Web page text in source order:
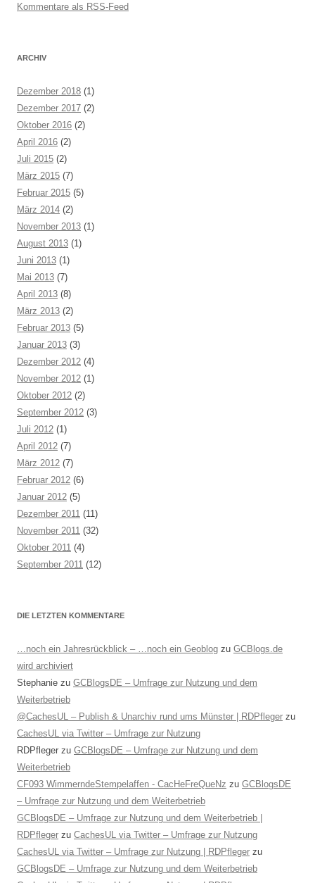
Kommentare als RSS-Feed
ARCHIV
Dezember 2018 (1)
Dezember 2017 (2)
Oktober 2016 (2)
April 2016 (2)
Juli 2015 (2)
März 2015 (7)
Februar 2015 (5)
März 2014 (2)
November 2013 (1)
August 2013 (1)
Juni 2013 (1)
Mai 2013 (7)
April 2013 (8)
März 2013 (2)
Februar 2013 (5)
Januar 2013 (3)
Dezember 2012 (4)
November 2012 (1)
Oktober 2012 (2)
September 2012 (3)
Juli 2012 (1)
April 2012 (7)
März 2012 (7)
Februar 2012 (6)
Januar 2012 (5)
Dezember 2011 (11)
November 2011 (32)
Oktober 2011 (4)
September 2011 (12)
DIE LETZTEN KOMMENTARE
…noch ein Jahresrückblick – …noch ein Geoblog zu GCBlogs.de
wird archiviert
Stephanie zu GCBlogsDE – Umfrage zur Nutzung und dem
Weiterbetrieb
@CachesUL – Publish & Unarchiv rund ums Münster | RDPfleger zu
CachesUL via Twitter – Umfrage zur Nutzung
RDPfleger zu GCBlogsDE – Umfrage zur Nutzung und dem
Weiterbetrieb
CF093 WimmerndeStempelaffen - CacHeFreQueNz zu GCBlogsDE
– Umfrage zur Nutzung und dem Weiterbetrieb
GCBlogsDE – Umfrage zur Nutzung und dem Weiterbetrieb |
RDPfleger zu CachesUL via Twitter – Umfrage zur Nutzung
CachesUL via Twitter – Umfrage zur Nutzung | RDPfleger zu
GCBlogsDE – Umfrage zur Nutzung und dem Weiterbetrieb